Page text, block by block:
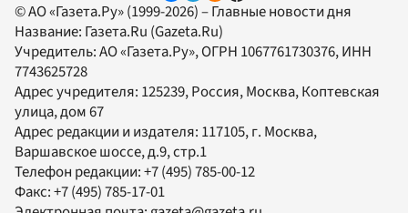
© АО «Газета.Ру» (1999-2026) – Главные новости дня
Название: Газета.Ru (Gazeta.Ru)
Учредитель:АО «Газета.Ру», ОГРН 1067761730376, ИНН
7743625728
Адрес учредителя: 125239, Россия, Москва, Коптевская
улица, дом 67
Адрес редакции и издателя: 117105, г. Москва,
Варшавское шоссе, д.9, стр.1
Телефон редакции:+7 (495) 785-00-12
Факс:+7 (495) 785-17-01